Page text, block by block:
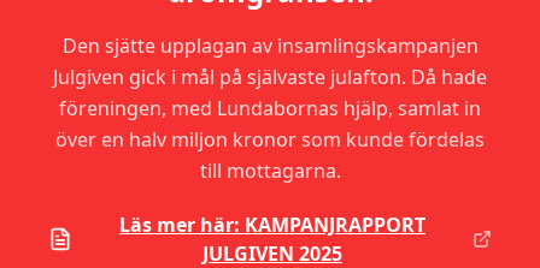
Den sjätte upplagan av insamlingskampanjen
Julgiven gick i mål på självaste julafton. Då hade
föreningen, med Lundabornas hjälp, samlat in
över en halv miljon kronor som kunde fördelas
till mottagarna.
Läs mer här: KAMPANJRAPPORT
JULGIVEN 2025